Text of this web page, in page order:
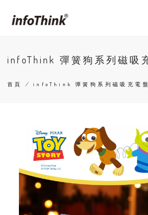
infoThink 彈簧狗系列磁吸
首頁 /infoThink 彈簧狗系列磁吸充電盤